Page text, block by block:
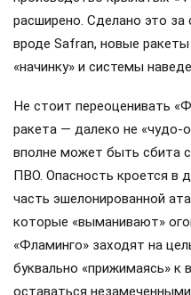
расширено. Сделано это за
вроде Safran, новые
«начинку» и системы
Не стоит переоценивать
ракета — далеко не «чудо-
вполне может быть сбита
ПВО. Опасность кроется в
часть эшелонированной
которые «выманивают»
«Фламинго» заходят на
буквально «прижимаясь» к
оставаться